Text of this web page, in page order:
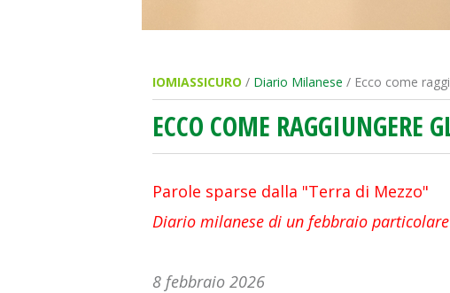
IOMIASSICURO / Diario Milanese / Ecco come
ECCO COME
Parole sparse dalla "Terra di Mezzo"
Diario milanese di un febbraio particolare
8 febbraio 2026